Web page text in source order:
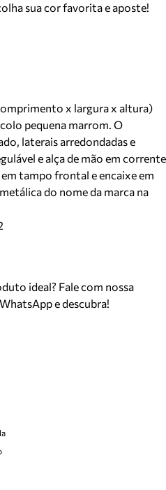
sua cor favorita e aposte!
x largura x altura)
pequena marrom. O
laterais arredondadas e
e alça de mão em corrente
tampo frontal e encaixe em
do nome da marca na
ideal? Fale com nossa
e descubra!